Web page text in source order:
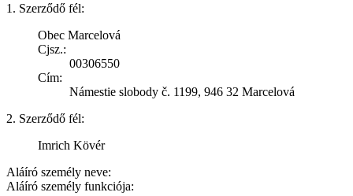
1. Szerződő fél:
Obec Marcelová
Cjsz.:
00306550
Cím:
Námestie slobody č. 1199, 946 32 Marcelová
2. Szerződő fél:
Imrich Kövér
Aláíró személy neve:
Aláíró személy funkciója: